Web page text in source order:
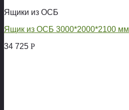
Ящики из ОСБ
Ящик из ОСБ 3000*2000*2100 мм
34 725 Р